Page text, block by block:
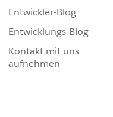
Entwickler-Blog
Entwicklungs-Blog
Kontakt mit uns
aufnehmen